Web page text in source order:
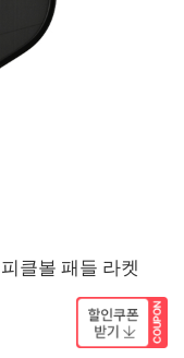
클볼 패들 라켓